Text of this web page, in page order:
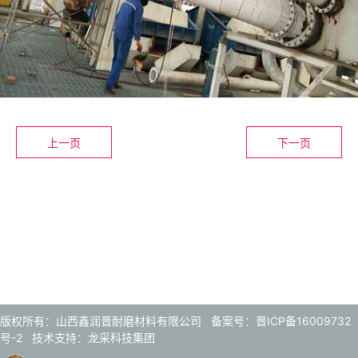
上一页 下一页
版权所有：山西鑫润晋耐磨材料有限公司 备案号：晋ICP备16009732
号-2 技术支持： 龙采科技集团